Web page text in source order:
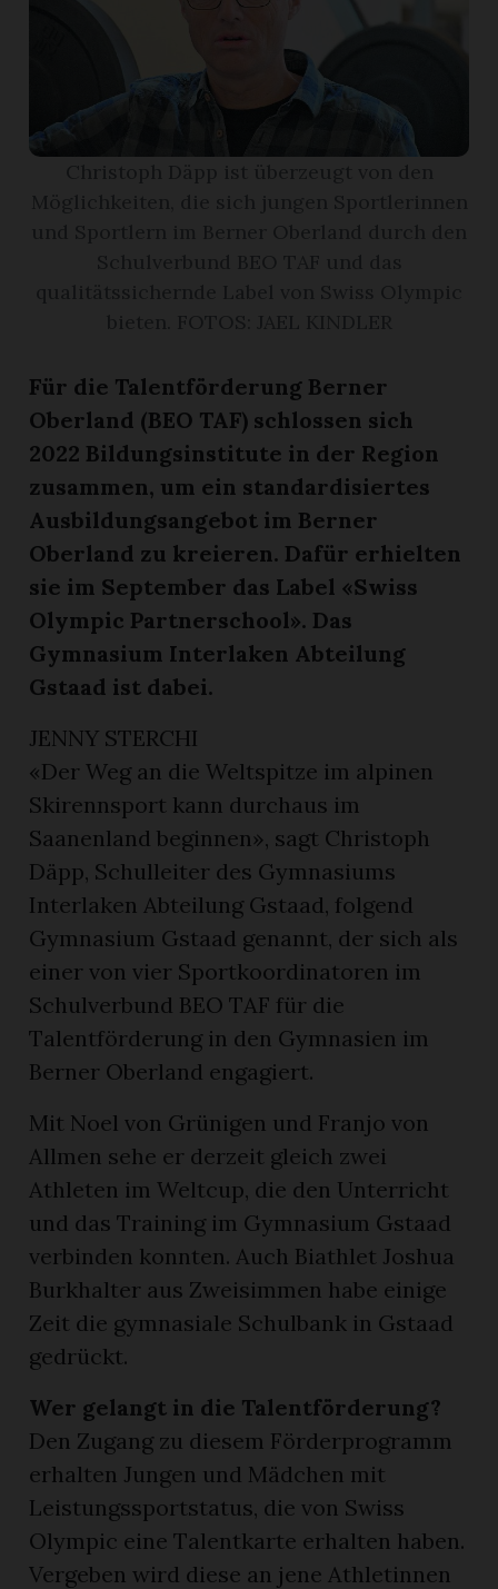
Für die Talentförderung Berner
Oberland (BEO TAF) schlossen sich
2022 Bildungsinstitute in der Region
zusammen, um ein standardisiertes
Ausbildungsangebot im Berner
Oberland zu kreieren. Dafür erhielten
sie im September das Label «Swiss
Olympic Partnerschool». Das
Gymnasium Interlaken Abteilung
Gstaad ist dabei.
JENNY STERCHI
«Der Weg an die Weltspitze im alpinen
Skirennsport kann durchaus im
Saanenland beginnen», sagt Christoph
Däpp, Schulleiter des Gymnasiums
Interlaken Abteilung Gstaad, folgend
Gymnasium Gstaad genannt, der sich als
einer von vier Sportkoordinatoren im
Schulverbund BEO TAF für die
Talentförderung in den Gymnasien im
Berner Oberland engagiert.
Mit Noel von Grünigen und Franjo von
Allmen sehe er derzeit gleich zwei
Athleten im Weltcup, die den Unterricht
und das Training im Gymnasium Gstaad
verbinden konnten. Auch Biathlet Joshua
Burkhalter aus Zweisimmen habe einige
Zeit die gymnasiale Schulbank in Gstaad
gedrückt.
Wer gelangt in die Talentförderung?
Den Zugang zu diesem Förderprogramm
erhalten Jungen und Mädchen mit
Leistungssportstatus, die von Swiss
Olympic eine Talentkarte erhalten haben.
Vergeben wird diese an jene Athletinnen